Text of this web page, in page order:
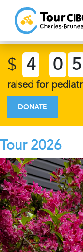
$ 4 0 5
raised for
DONATE
Tour 2026